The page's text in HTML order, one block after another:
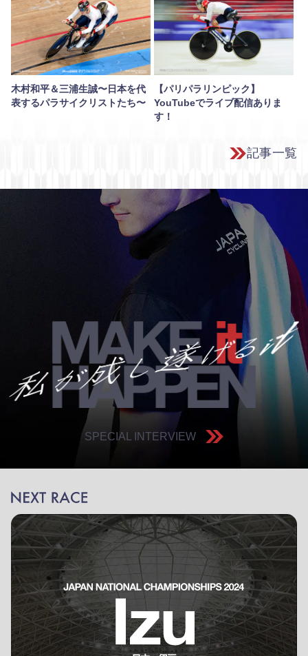
木村和平＆三浦生誠〜日本を代
表するパラサイクリストたち〜
【パリパラリンピック】
YouTubeでライブ配信ありま
す！
記事一覧
SPECIAL INTERVIEW